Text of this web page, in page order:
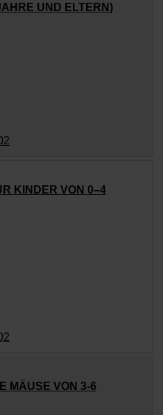
UND ELTERN)
KINDER VON 0–4
MÄUSE VON 3-6